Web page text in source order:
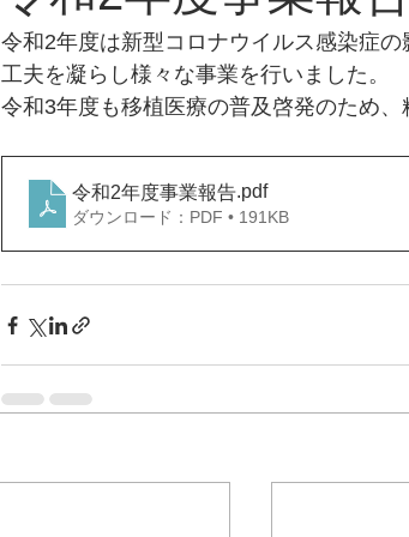
令和2年度は新型コロナウイルス感染症
工夫を凝らし様々な事業を行いました。
令和3年度も移植医療の普及啓発のため、
令和2年度事業報告.pdf
ダウンロード：PDF • 191KB